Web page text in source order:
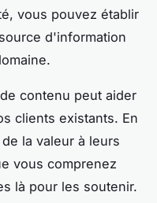
vous pouvez établir
d'information
contenu peut aider
clients existants. En
la valeur à leurs
vous comprenez
là pour les soutenir.